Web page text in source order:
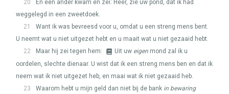
20
En een ander kwam en zei: Heer, zie uw pond, dat ik had
weggelegd in een zweetdoek.
21
Want ik was bevreesd voor u, omdat u een streng mens bent.
U neemt wat u niet uitgezet hebt en u maait wat u niet gezaaid hebt.
22
Maar hij zei tegen hem: Uit uw eigen mond zal ik u
oordelen, slechte dienaar. U wist dat ik een streng mens ben en dat ik
neem wat ik niet uitgezet heb, en maai wat ik niet gezaaid heb.
23
Waarom hebt u mijn geld dan niet bij de bank in bewaring